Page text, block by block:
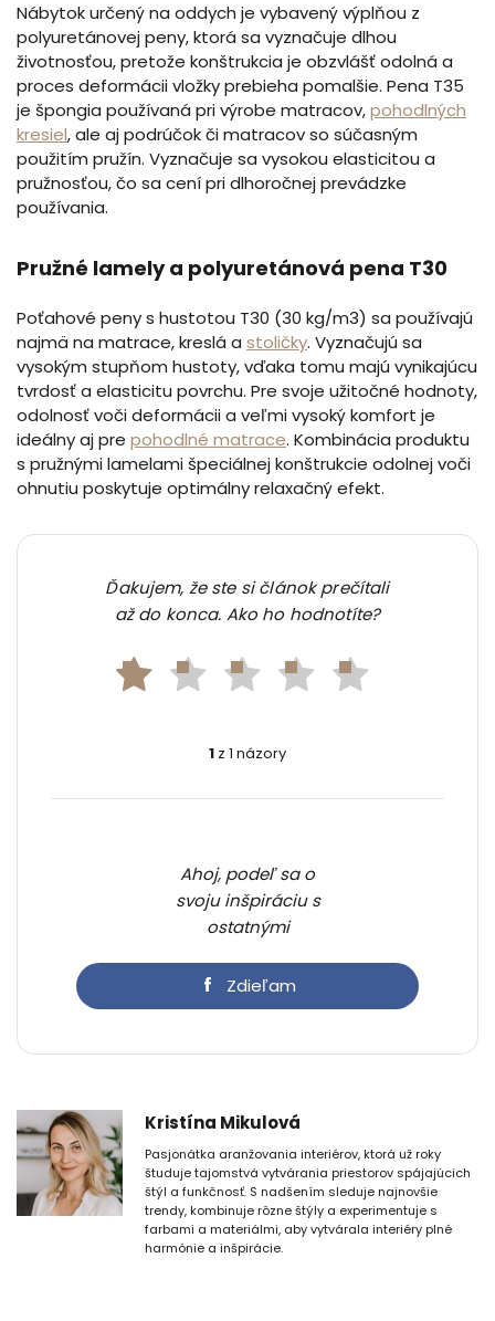
Nábytok určený na oddych je vybavený výplňou z
polyuretánovej peny, ktorá sa vyznačuje dlhou
životnosťou, pretože konštrukcia je obzvlášť odolná a
proces deformácii vložky prebieha pomalšie. Pena T35
je špongia používaná pri výrobe matracov,pohodlných
kresiel, ale aj podrúčok či matracov so súčasným
použitím pružín. Vyznačuje sa vysokou elasticitou a
pružnosťou, čo sa cení pri dlhoročnej prevádzke
používania.
Pružné lamely a polyuretánová pena T30
Poťahové peny s hustotou T30 (30 kg/m3) sa používajú
najmä na matrace, kreslá a stoličky. Vyznačujú sa
vysokým stupňom hustoty, vďaka tomu majú vynikajúcu
tvrdosť a elasticitu povrchu. Pre svoje užitočné hodnoty,
odolnosť voči deformácii a veľmi vysoký komfort je
ideálny aj pre pohodlné matrace. Kombinácia produktu
s pružnými lamelami špeciálnej konštrukcie odolnej voči
ohnutiu poskytuje optimálny relaxačný efekt.
Ďakujem, že ste si článok prečítali
až do konca. Ako ho hodnotíte?
1 z 1 názory
Ahoj, podeľ sa o
svoju inšpiráciu s
ostatnými
Zdieľam
Kristína Mikulová
Pasjonátka aranžovania interiérov, ktorá už roky
študuje tajomstvá vytvárania priestorov spájajúcich
štýl a funkčnosť. S nadšením sleduje najnovšie
trendy, kombinuje rôzne štýly a experimentuje s
farbami a materiálmi, aby vytvárala interiéry plné
harmónie a inšpirácie.